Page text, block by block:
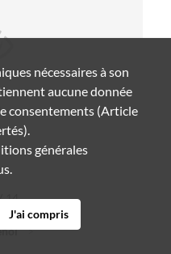
14
nécessaires à son
aucune donnée
consentements (Article
générales
J'ai compris